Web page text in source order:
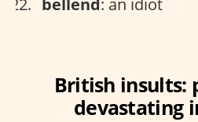
bellend: an idiot
British insults:
devastating